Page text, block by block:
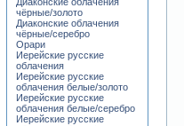
чёрные/золото
Диаконские облачения
чёрные/серебро
Орари
Иерейские русские
облачения
Иерейские русские
облачения белые/золото
Иерейские русские
облачения белые/серебро
Иерейские русские